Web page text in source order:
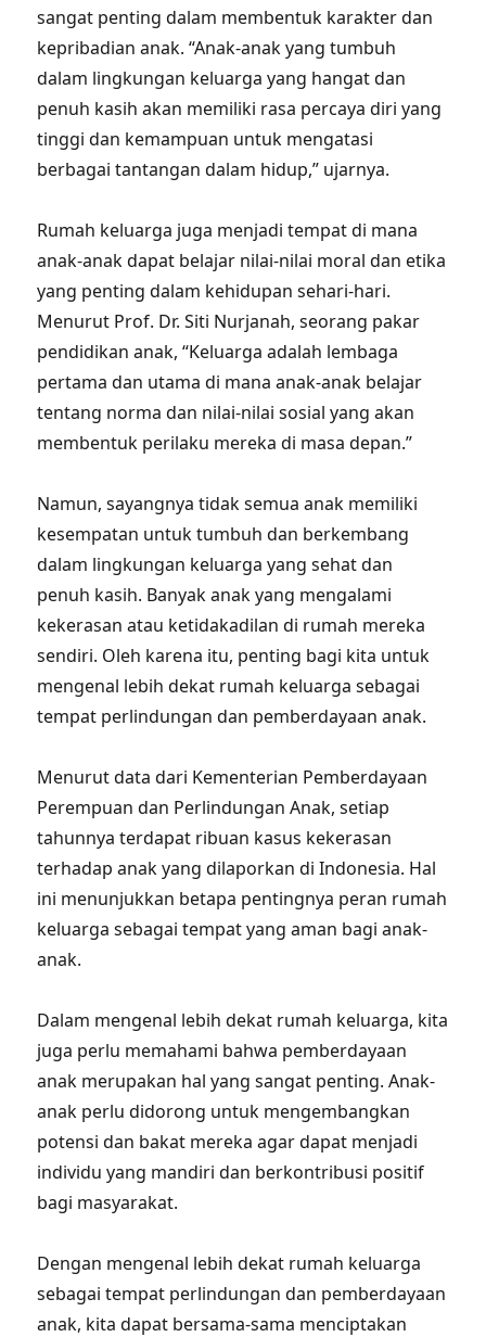
sangat penting dalam membentuk karakter dan
kepribadian anak. “Anak-anak yang tumbuh
dalam lingkungan keluarga yang hangat dan
penuh kasih akan memiliki rasa percaya diri yang
tinggi dan kemampuan untuk mengatasi
berbagai tantangan dalam hidup,” ujarnya.
Rumah keluarga juga menjadi tempat di mana
anak-anak dapat belajar nilai-nilai moral dan etika
yang penting dalam kehidupan sehari-hari.
Menurut Prof. Dr. Siti Nurjanah, seorang pakar
pendidikan anak, “Keluarga adalah lembaga
pertama dan utama di mana anak-anak belajar
tentang norma dan nilai-nilai sosial yang akan
membentuk perilaku mereka di masa depan.”
Namun, sayangnya tidak semua anak memiliki
kesempatan untuk tumbuh dan berkembang
dalam lingkungan keluarga yang sehat dan
penuh kasih. Banyak anak yang mengalami
kekerasan atau ketidakadilan di rumah mereka
sendiri. Oleh karena itu, penting bagi kita untuk
mengenal lebih dekat rumah keluarga sebagai
tempat perlindungan dan pemberdayaan anak.
Menurut data dari Kementerian Pemberdayaan
Perempuan dan Perlindungan Anak, setiap
tahunnya terdapat ribuan kasus kekerasan
terhadap anak yang dilaporkan di Indonesia. Hal
ini menunjukkan betapa pentingnya peran rumah
keluarga sebagai tempat yang aman bagi anak-
anak.
Dalam mengenal lebih dekat rumah keluarga, kita
juga perlu memahami bahwa pemberdayaan
anak merupakan hal yang sangat penting. Anak-
anak perlu didorong untuk mengembangkan
potensi dan bakat mereka agar dapat menjadi
individu yang mandiri dan berkontribusi positif
bagi masyarakat.
Dengan mengenal lebih dekat rumah keluarga
sebagai tempat perlindungan dan pemberdayaan
anak, kita dapat bersama-sama menciptakan